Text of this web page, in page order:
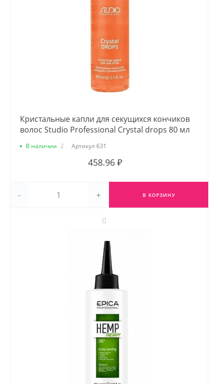
Кристальные капли для секущихся кончиков
волос Studio Professional Crystal drops 80 мл
В наличии 2 Артикул 631
458.96 ₽
- + В КОРЗИНУ